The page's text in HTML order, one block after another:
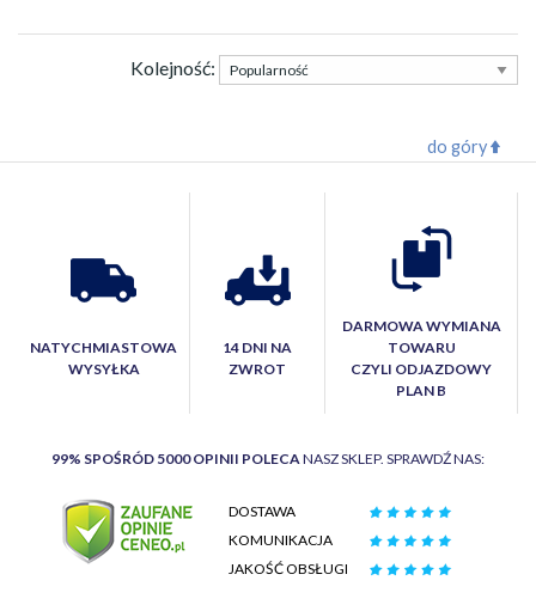
Kolejność:
do góry
NATYCHMIASTOWA
WYSYŁKA
14 DNI NA
ZWROT
DARMOWA WYMIANA
TOWARU
CZYLI ODJAZDOWY
PLAN B
99% SPOŚRÓD 5000 OPINII POLECANASZ SKLEP. SPRAWDŹ NAS:
DOSTAWA
KOMUNIKACJA
JAKOŚĆ OBSŁUGI